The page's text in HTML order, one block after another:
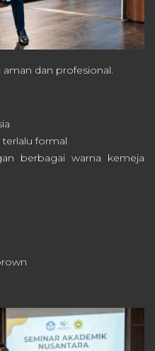
dan profesional.
formal
berbagai warna kemeja